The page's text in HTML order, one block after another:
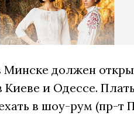
Минске должен
Киеве и Одессе.
в шоу-рум (пр-т